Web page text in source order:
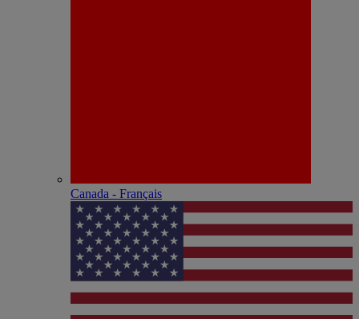
Canada - Français